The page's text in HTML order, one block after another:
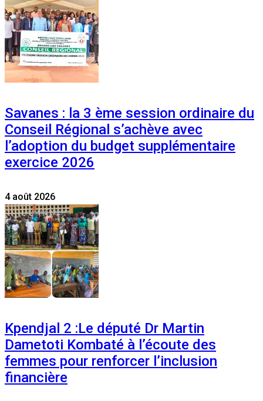
Savanes : la 3 ème session ordinaire du
Conseil Régional s’achève avec
l’adoption du budget supplémentaire
exercice 2026
4 août 2026
Kpendjal 2 :Le député Dr Martin
Dametoti Kombaté à l’écoute des
femmes pour renforcer l’inclusion
financière